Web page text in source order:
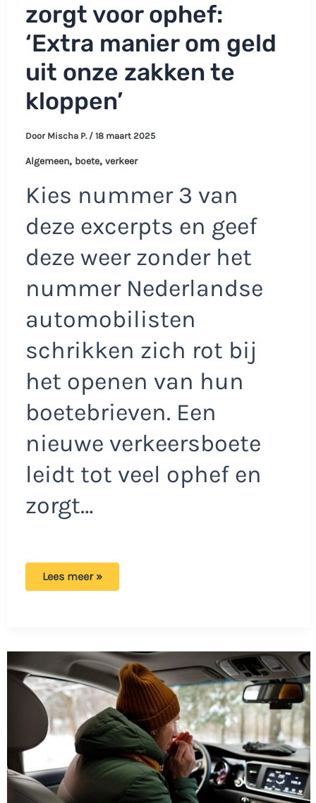
zorgt voor ophef:
‘Extra manier om geld
uit onze zakken te
kloppen’
Door Mischa P. / 18 maart 2025
Algemeen, boete, verkeer
Kies nummer 3 van
deze excerpts en geef
deze weer zonder het
nummer Nederlandse
automobilisten
schrikken zich rot bij
het openen van hun
boetebrieven. Een
nieuwe verkeersboete
leidt tot veel ophef en
zorgt…
Nieuwe
om
uit
onze
zakken
te
kloppen’
Lees meer »